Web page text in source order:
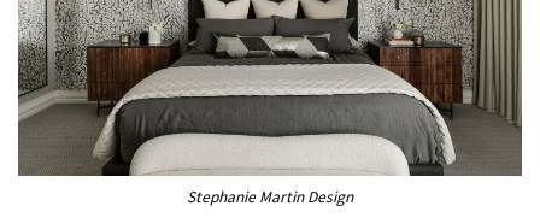
Stephanie Martin Design